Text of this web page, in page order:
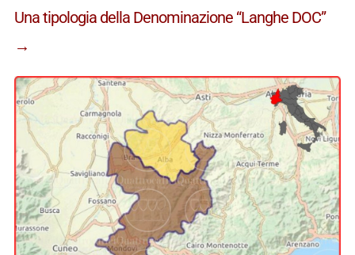
Una tipologia della Denominazione “Langhe DOC”
→